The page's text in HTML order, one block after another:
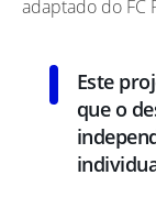
adaptado do FC
Este
que o